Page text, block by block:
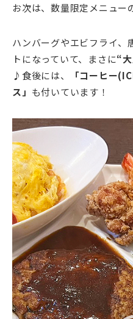
お次は、数量限定メニュー
ハンバーグやエビフライ、
トになっていて、まさに“
♪食後には、
「コーヒー
ス」 も付いています！
動
画
プ
レ
ー
ヤ
ー